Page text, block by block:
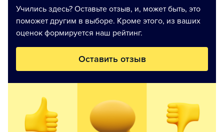
Учились здесь? Оставьте отзыв, и, может быть, это
поможет другим в выборе. Кроме этого, из ваших
оценок формируется наш рейтинг.
Оставить отзыв